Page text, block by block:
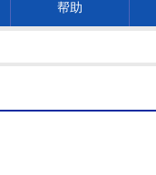
帮助